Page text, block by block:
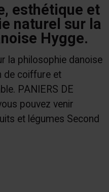
esthétique et
naturel sur la
Hygge.
la philosophie danoise
de coiffure et
PANIERS DE
pouvez venir
et légumes Second